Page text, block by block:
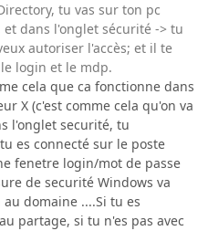
tu vas sur ton pc
dans l'onglet sécurité -> tu
autoriser l'accès; et il te
login et le mdp.
cela que ca fonctionne dans
X (c'est comme cela qu'on va
l'onglet securité, tu
es connecté sur le poste
fenetre login/mot de passe
de securité Windows va
domaine ....Si tu es
partage, si tu n'es pas avec